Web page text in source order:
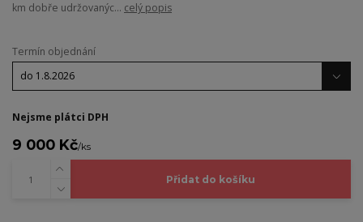
km dobře udržovanýc... celý popis
Termín objednání
Nejsme plátci DPH
9 000 Kč/ks
Přidat do košíku